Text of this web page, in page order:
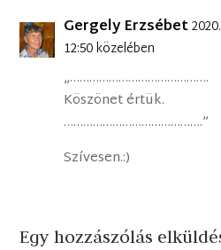
Gergely Erzsébet
12:50 közelében
„…………………………………….
Köszönet értük.
…………………………………….”
Szívesen.:)
Egy hozzászólás